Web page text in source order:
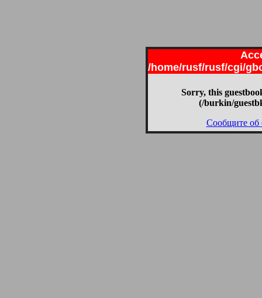
/home/rusf/rusf/cgi/
Sorry, this
(/burkin/
Сообщите об